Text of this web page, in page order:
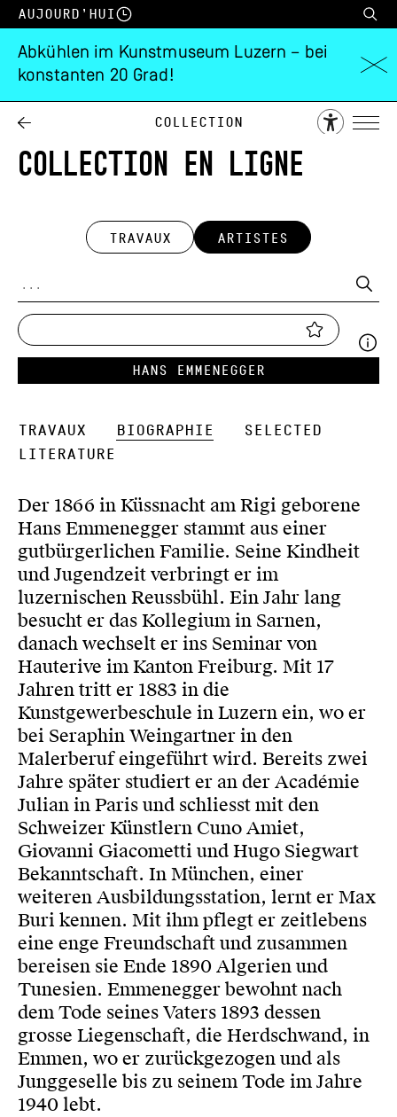
Aujourd’hui
Abkühlen im Kunstmuseum Luzern – bei
konstanten 20 Grad!
Collection
COLLECTION EN LIGNE
TRAVAUX ARTISTES
Hans Emmenegger
Travaux Biographie
Selected
Literature
Der 1866 in Küssnacht am Rigi geborene
Hans Emmenegger stammt aus einer
gutbürgerlichen Familie. Seine Kindheit
und Jugendzeit verbringt er im
luzernischen Reussbühl. Ein Jahr lang
besucht er das Kollegium in Sarnen,
danach wechselt er ins Seminar von
Hauterive im Kanton Freiburg. Mit 17
Jahren tritt er 1883 in die
Kunstgewerbeschule in Luzern ein, wo er
bei Seraphin Weingartner in den
Malerberuf eingeführt wird. Bereits zwei
Jahre später studiert er an der Académie
Julian in Paris und schliesst mit den
Schweizer Künstlern Cuno Amiet,
Giovanni Giacometti und Hugo Siegwart
Bekanntschaft. In München, einer
weiteren Ausbildungsstation, lernt er Max
Buri kennen. Mit ihm pflegt er zeitlebens
eine enge Freundschaft und zusammen
bereisen sie Ende 1890 Algerien und
Tunesien. Emmenegger bewohnt nach
dem Tode seines Vaters 1893 dessen
grosse Liegenschaft, die Herdschwand, in
Emmen, wo er zurückgezogen und als
Junggeselle bis zu seinem Tode im Jahre
1940 lebt.